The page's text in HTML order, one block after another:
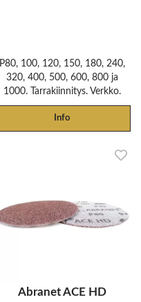
P80, 100, 120, 150, 180, 240,
320, 400, 500, 600, 800 ja
1000. Tarrakiinnitys. Verkko.
Info
Abranet ACE HD